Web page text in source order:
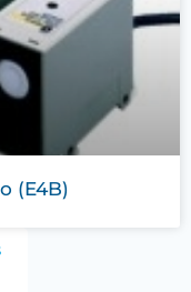
(E4B)